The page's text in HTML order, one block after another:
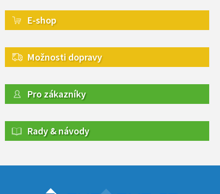
E-shop
Možnosti dopravy
Pro zákazníky
Rady & návody